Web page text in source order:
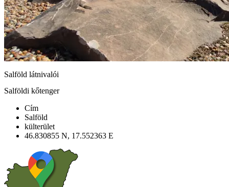
Salföld látnivalói
Salföldi kőtenger
Cím
Salföld
külterület
46.830855 N, 17.552363 E